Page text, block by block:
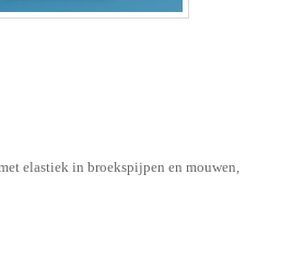
elastiek in broekspijpen en mouwen,